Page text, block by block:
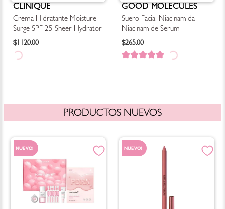
CLINIQUE
Crema Hidratante Moisture
Surge SPF 25 Sheer Hydrator
$1120.00
GOOD MOLECULES
Suero Facial Niacinamida
Niacinamide Serum
$265.00
PRODUCTOS NUEVOS
NUEVO! NUEVO!